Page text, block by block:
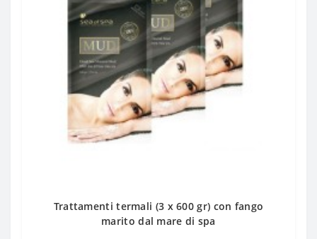
Trattamenti termali (3 x 600 gr) con fango
marito dal mare di spa